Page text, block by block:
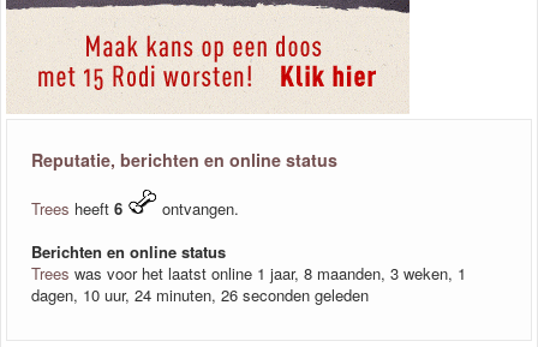
Reputatie, berichten en online status
Trees heeft 6
ontvangen.
Berichten en online status
Trees was voor het laatst online 1 jaar, 8 maanden, 3 weken, 1
dagen, 10 uur, 24 minuten, 26 seconden geleden